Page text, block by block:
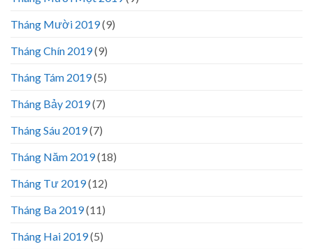
Tháng Mười 2019(9)
Tháng Chín 2019(9)
Tháng Tám 2019(5)
Tháng Bảy 2019(7)
Tháng Sáu 2019(7)
Tháng Năm 2019(18)
Tháng Tư 2019(12)
Tháng Ba 2019(11)
Tháng Hai 2019(5)